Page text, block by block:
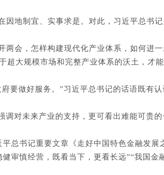
地制宜、实事求是。对此，习近平总书
会，怎样构建现代化产业体系，如何进
大规模市场和完整产业体系的沃土，才能
要做好服务。”习近平总书记的话语既有
对未来产业的支持，更可看出难能可贵
总书记重要文章《走好中国特色金融发
审慎经营，既看当下，更看长远”“我国